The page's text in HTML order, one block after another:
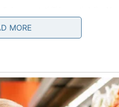
tera da rizikujete.
mogu raditi protiv sebe zarad
čak i kada je put neizvestan.
MORE